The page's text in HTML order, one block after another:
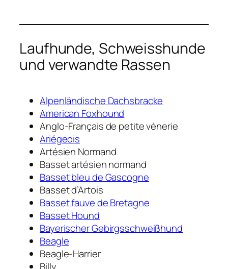
Laufhunde, Schweisshunde
und verwandte Rassen
Alpenländische Dachsbracke
American Foxhound
Anglo-Français de petite vénerie
Ariégeois
Artésien Normand
Basset artésien normand
Basset bleu de Gascogne
Basset d’Artois
Basset fauve de Bretagne
Basset Hound
Bayerischer Gebirgsschweißhund
Beagle
Beagle-Harrier